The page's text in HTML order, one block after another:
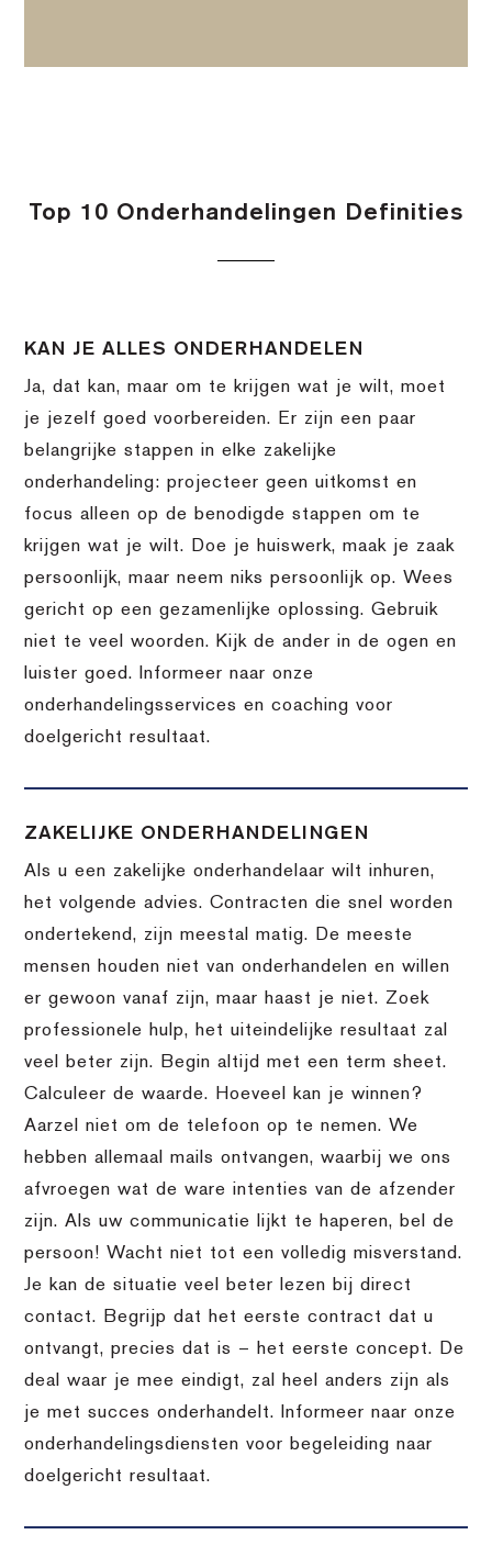
Top 10 Onderhandelingen Definities
KAN JE ALLES ONDERHANDELEN
Ja, dat kan, maar om te krijgen wat je wilt, moet
je jezelf goed voorbereiden. Er zijn een paar
belangrijke stappen in elke zakelijke
onderhandeling: projecteer geen uitkomst en
focus alleen op de benodigde stappen om te
krijgen wat je wilt. Doe je huiswerk, maak je zaak
persoonlijk, maar neem niks persoonlijk op. Wees
gericht op een gezamenlijke oplossing. Gebruik
niet te veel woorden. Kijk de ander in de ogen en
luister goed. Informeer naar onze
onderhandelingsservices en coaching voor
doelgericht resultaat.
ZAKELIJKE ONDERHANDELINGEN
Als u een zakelijke onderhandelaar wilt inhuren,
het volgende advies. Contracten die snel worden
ondertekend, zijn meestal matig. De meeste
mensen houden niet van onderhandelen en willen
er gewoon vanaf zijn, maar haast je niet. Zoek
professionele hulp, het uiteindelijke resultaat zal
veel beter zijn. Begin altijd met een term sheet.
Calculeer de waarde. Hoeveel kan je winnen?
Aarzel niet om de telefoon op te nemen. We
hebben allemaal mails ontvangen, waarbij we ons
afvroegen wat de ware intenties van de afzender
zijn. Als uw communicatie lijkt te haperen, bel de
persoon! Wacht niet tot een volledig misverstand.
Je kan de situatie veel beter lezen bij direct
contact. Begrijp dat het eerste contract dat u
ontvangt, precies dat is – het eerste concept. De
deal waar je mee eindigt, zal heel anders zijn als
je met succes onderhandelt. Informeer naar onze
onderhandelingsdiensten voor begeleiding naar
doelgericht resultaat.